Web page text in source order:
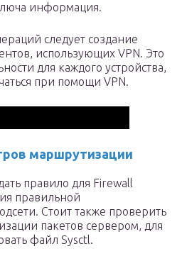
информация.
следует создание
использующих VPN. Это
для каждого устройства,
при помощи VPN.
маршрутизации
правило для Firewall
правильной
Стоит также проверить
пакетов сервером, для
файл Sysctl.